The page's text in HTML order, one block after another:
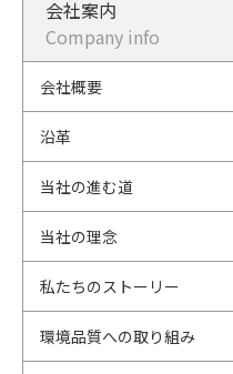
会社案内
Company info
会社概要
沿革
当社の進む道
当社の理念
私たちのストーリー
環境品質への取り組み